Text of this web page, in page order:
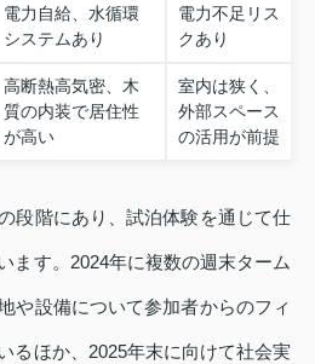
電力自給、水循環
システムあり
電力不足リス
クあり
高断熱高気密、木
質の内装で居住性
が高い
室内は狭く、
外部スペース
の活用が前提
段階にあり、試泊体験を通じて仕
ます。2024年に複数の週末ターム
や設備について参加者からのフィ
るほか、2025年末に向けて社会実